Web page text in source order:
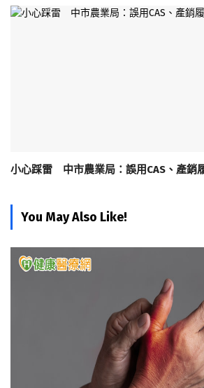
小心踩雷 中市農業局：誤用CAS、產銷
You May Also Like!